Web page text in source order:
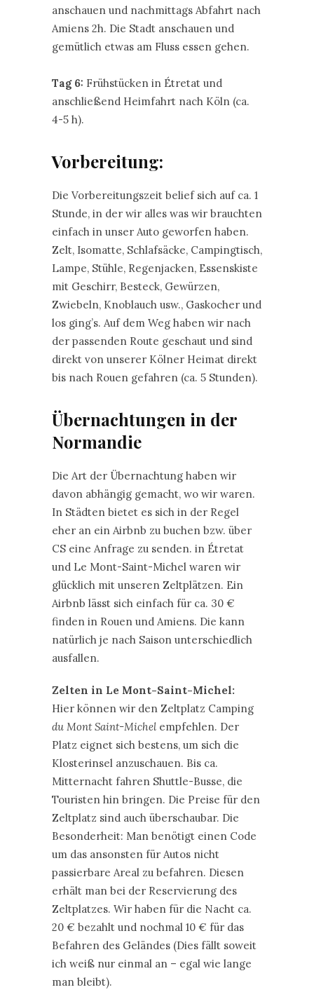
anschauen und nachmittags Abfahrt nach
Amiens 2h. Die Stadt anschauen und
gemütlich etwas am Fluss essen gehen.
Tag 6: Frühstücken in Étretat und
anschließend Heimfahrt nach Köln (ca.
4-5 h).
Vorbereitung:
Die Vorbereitungszeit belief sich auf ca. 1
Stunde, in der wir alles was wir brauchten
einfach in unser Auto geworfen haben.
Zelt, Isomatte, Schlafsäcke, Campingtisch,
Lampe, Stühle, Regenjacken, Essenskiste
mit Geschirr, Besteck, Gewürzen,
Zwiebeln, Knoblauch usw., Gaskocher und
los ging’s. Auf dem Weg haben wir nach
der passenden Route geschaut und sind
direkt von unserer Kölner Heimat direkt
bis nach Rouen gefahren (ca. 5 Stunden).
Übernachtungen in der
Normandie
Die Art der Übernachtung haben wir
davon abhängig gemacht, wo wir waren.
In Städten bietet es sich in der Regel
eher an ein Airbnb zu buchen bzw. über
CS eine Anfrage zu senden. in Étretat
und Le Mont-Saint-Michel waren wir
glücklich mit unseren Zeltplätzen. Ein
Airbnb lässt sich einfach für ca. 30 €
finden in Rouen und Amiens. Die kann
natürlich je nach Saison unterschiedlich
ausfallen.
Zelten in Le Mont-Saint-Michel:
Hier können wir den Zeltplatz Camping
du Mont Saint-Michel empfehlen. Der
Platz eignet sich bestens, um sich die
Klosterinsel anzuschauen. Bis ca.
Mitternacht fahren Shuttle-Busse, die
Touristen hin bringen. Die Preise für den
Zeltplatz sind auch überschaubar. Die
Besonderheit: Man benötigt einen Code
um das ansonsten für Autos nicht
passierbare Areal zu befahren. Diesen
erhält man bei der Reservierung des
Zeltplatzes. Wir haben für die Nacht ca.
20 € bezahlt und nochmal 10 € für das
Befahren des Geländes (Dies fällt soweit
ich weiß nur einmal an – egal wie lange
man bleibt).